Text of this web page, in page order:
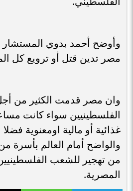
وأوضح أحمد بدوي المستشار
مصر تدين قتل أو ترويع كل
وان مصر قدمت الكثير من أجل
الفلسطينيين سواء كانت
غذائية أو مالية اومعنوية
والواضح أمام العالم بأسرة
من تهجير للشعب
المصرية.